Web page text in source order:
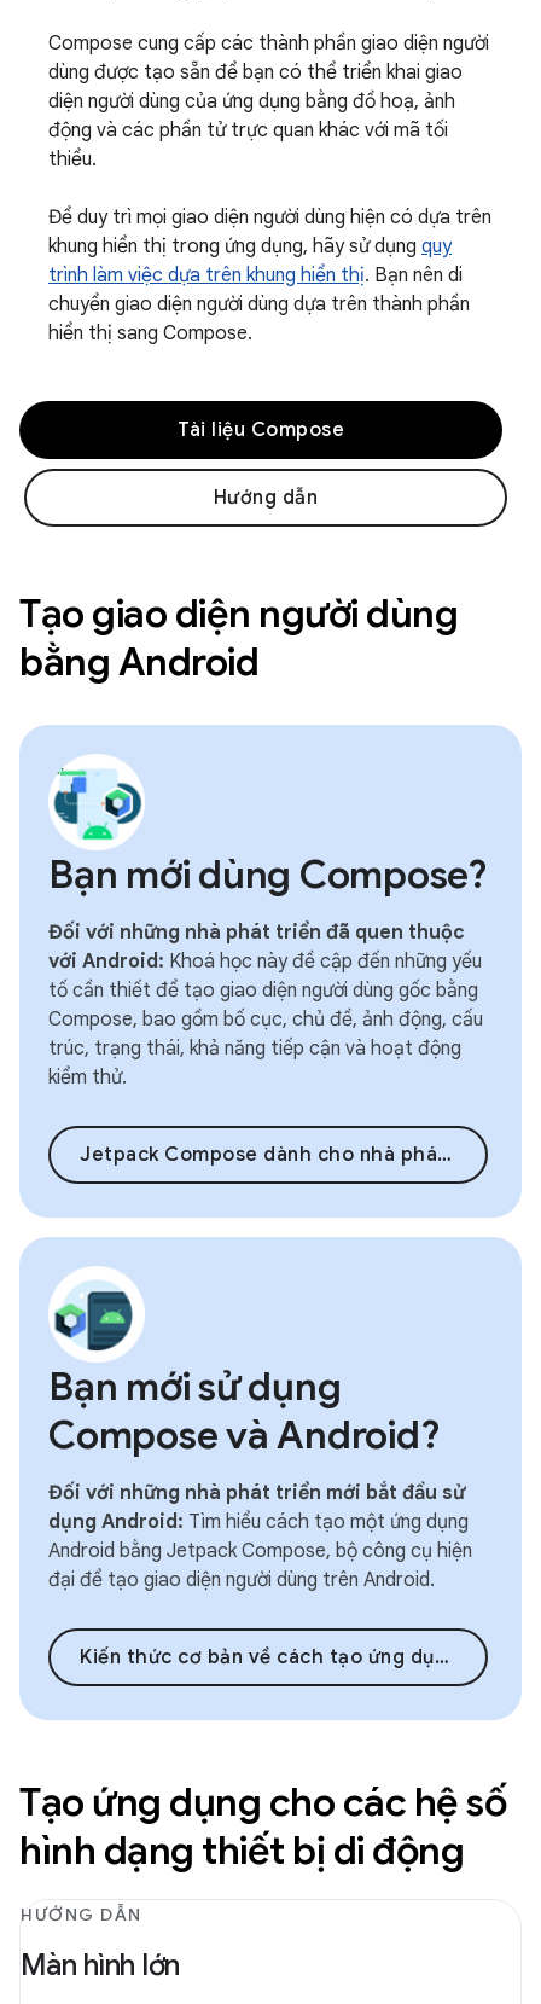
Compose cung cấp các thành phần giao diện người
dùng được tạo sẵn để bạn có thể triển khai giao
diện người dùng của ứng dụng bằng đồ hoạ, ảnh
động và các phần tử trực quan khác với mã tối
thiểu.
Để duy trì mọi giao diện người dùng hiện có dựa trên
khung hiển thị trong ứng dụng, hãy sử dụng quy
trình làm việc dựa trên khung hiển thị. Bạn nên di
chuyển giao diện người dùng dựa trên thành phần
hiển thị sang Compose.
Tài liệu Compose
Hướng dẫn
Tạo giao diện người dùng
bằng Android
Bạn mới dùng Compose?
Đối với những nhà phát triển đã quen thuộc
với Android: Khoá học này đề cập đến những yếu
tố cần thiết để tạo giao diện người dùng gốc bằng
Compose, bao gồm bố cục, chủ đề, ảnh động, cấu
trúc, trạng thái, khả năng tiếp cận và hoạt động
kiểm thử.
Jetpack Compose dành cho nhà phát triển Android
Bạn mới sử dụng
Compose và Android?
Đối với những nhà phát triển mới bắt đầu sử
dụng Android: Tìm hiểu cách tạo một ứng dụng
Android bằng Jetpack Compose, bộ công cụ hiện
đại để tạo giao diện người dùng trên Android.
Kiến thức cơ bản về cách tạo ứng dụng Android bằng Compose
Tạo ứng dụng cho các hệ số
hình dạng thiết bị di động
HƯỚNG DẪN
Màn hình lớn